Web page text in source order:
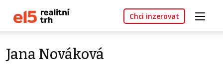
Chci inzerovat
Jana Nováková